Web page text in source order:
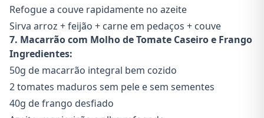
Refogue a couve rapidamente no azeite
Sirva arroz + feijão + carne em pedaços + couve
7. Macarrão com Molho de Tomate Caseiro e Frango
Ingredientes:
50g de macarrão integral bem cozido
2 tomates maduros sem pele e sem sementes
40g de frango desfiado